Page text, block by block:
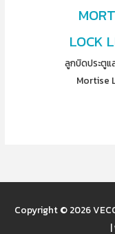
LOCK
ลูกบิดประตูแ
Mortise
Copyright © 2026
|